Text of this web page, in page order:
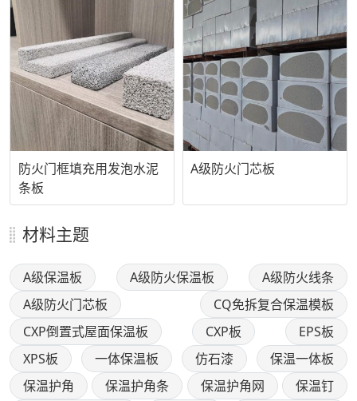
防火门框填充用发泡水泥
条板
A级防火门芯板
材料主题
A级保温板 A级防火保温板
A级防火线条
A级防火门芯板
CQ免拆复合保温模板
CXP倒置式屋面保温板
CXP板
EPS板
XPS板
一体保温板 仿石漆
保温一体板
保温护角
保温护角条 保温护角网
保温钉